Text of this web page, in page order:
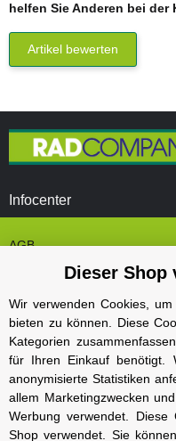
helfen Sie Anderen bei
Artikel bewerten
Infocenter
AGB
Cookie Einstelungen
Datenschutz
Impressum
Kontakt und Öffnungszeiten
Versand und Zahlungsarten
Widerrufsbelehrung
Dieser Shop
Wir verwenden Cookies,
bieten zu können. Diese
Kategorien
für Ihren Einkauf benötigt.
anonymisierte Statistiken
allem Marketingzwecken
Werbung verwendet.
Shop verwendet. Sie